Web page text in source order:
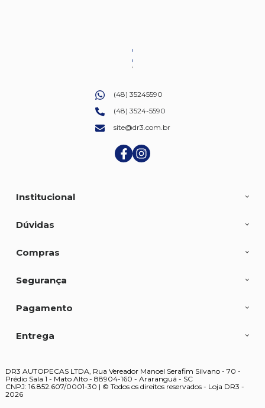
(48) 35245590
(48) 3524-5590
site@dr3.com.br
Institucional
Dúvidas
Compras
Segurança
Pagamento
Entrega
DR3 AUTOPECAS LTDA, Rua Vereador Manoel Serafim Silvano - 70 -
Prédio Sala 1 - Mato Alto - 88904-160 - Araranguá - SC
CNPJ: 16.852.607/0001-30 | © Todos os direitos reservados - Loja DR3 -
2026